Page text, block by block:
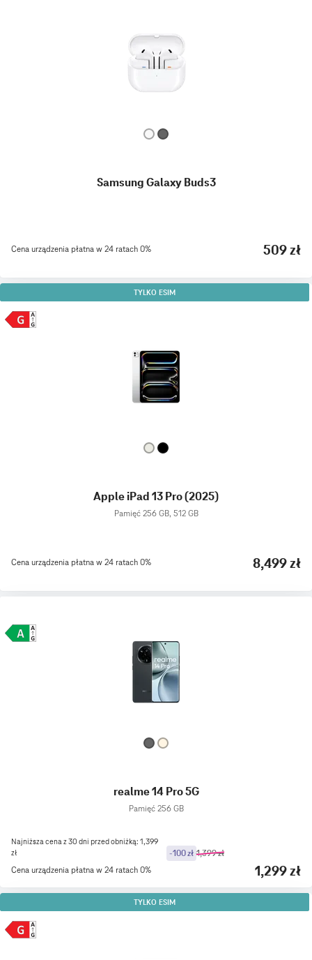
Samsung Galaxy Buds3
Cena urządzenia płatna w 24 ratach 0% 509 zł
TYLKO ESIM
Apple iPad 13 Pro (2025)
Pamięć 256 GB, 512 GB
Cena urządzenia płatna w 24 ratach 0% 8,499 zł
realme 14 Pro 5G
Pamięć 256 GB
Najniższa cena z 30 dni przed obniżką: 1,399
zł
Cena urządzenia płatna w 24 ratach 0%
-100 zł 1,399 zł
1,299 zł
TYLKO ESIM